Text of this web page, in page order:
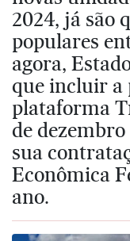
2024, já são
populares
agora,
que incluir a
plataforma
de
sua
Econômica
ano.